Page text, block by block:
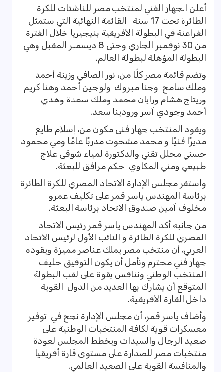
أعلن الجهاز الفني لمنتخب مصر للناشئات للكرة
الطائرة تحت 17 سنة القائمة النهائية التي ستمثل
الفراعنة في البطولة الأفريقية بنيجيريا خلال الفترة
من 30 نوفمبر الجاري وحتى 8 ديسمبر المقبل وهي
البطولة المؤهلة لبطولة العالم.
وتضم قائمة مصر كلًا من، نور الصافي وزينة أحمد
وملك سامح وجنا مبروك ولوجين أحمد وهنا كريم
وريتاج هشام ورايان محمد وملك سعدة وهدي
أحمد وجودي آسر ورودينا سعد.
ويقود المنتخب جهاز فني مكون من، إسلام طايع
مديرًا فنيًا و محمد مشحوت مدربًا عامًا ومي محمود
حسني محلل تقني والدكتورة لمياء شوقى علاج
طبيعي ومني المكاوي حكم مرافق للبعثة.
واستقر مجلس الإدارة الاتحاد المصري للكرة الطائرة
برئاسة المهندس ياسر قمر على تكليف عمرو
مخلوف آمين صندوق الاتحاد برئاسة البعثة.
من جانبه أكد المهندس ياسر قمر رئيس الاتحاد
المصري للكرة الطائرة و النائب الأول لرئيس الاتحاد
العربي، أن منتخب مصر يملك عناصر مميزة ويقوده
جهاز فني محترم ونأمل أن يكون التوفيق حليف
المنتخب الوطني وننافس بقوة على لقب البطولة
المتوقع أن يشارك بها العديد من الدول القوية
داخل القارة الأفريقية.
وأضاف ياسر قمر، أن مجلس الإدارة نجح في توفير
معسكرات قوية لكافة المنتخبات الوطنية على
صعيد الرجال والسيدات ويخطط المجلس لعودة
منتخبات مصر للصدارة على مستوى قارة أفريقيا
والمنافسة القوية على الصعيد العالمي.